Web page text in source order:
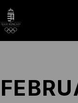
Galéria